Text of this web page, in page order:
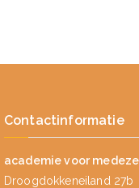
Contactinformatie
academie voor
Droogdokkeneiland 27b